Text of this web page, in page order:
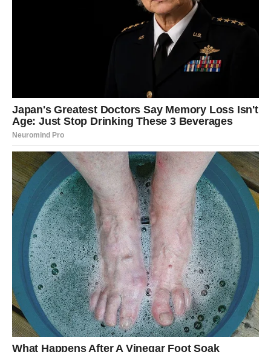
Porodični odnosi u aprilu mogu biti promenljivi. Moguće
je da će doći do nesporazuma ili situacija u kojima ćete
imati osećaj da vas drugi ne razumeju.
Ipak, ovo je mesec u kojem se stvari razjašnjavaju. Kroz
razgovore i suočavanje sa istinom, odnosi mogu postati
jasniji i iskreniji.
Kada su prijatelji u pitanju, april donosi važna saznanja.
Jedna osoba može vas razočarati, ali će vam druga
pokazati koliko joj je stalo. Ovo je period u kojem pravite
selekciju i ostavljate pored sebe samo one koji vam zaista
prijaju.
Zdravlje i unutrašnje stanje